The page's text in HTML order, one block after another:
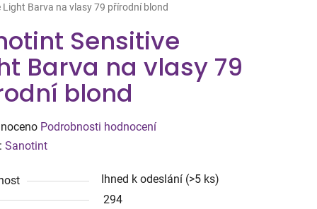
Light Barva na vlasy 79 přírodní blond
Sensitive
Barva na vlasy 79
blond
Podrobnosti hodnocení
Sanotint
Ihned k odeslání (>5 ks)
294